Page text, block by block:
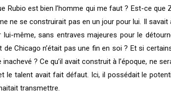
Rubio est bien l’homme qui me faut ? Est-ce
ne se construirait pas en un jour pour lui. Il
même, sans entraves majeures pour le
Chicago n’était pas une fin en soi ? Et si
? Ce qu’il avait construit à l’époque, ne
le talent avait fait défaut. Ici, il possédait le
transmettre.